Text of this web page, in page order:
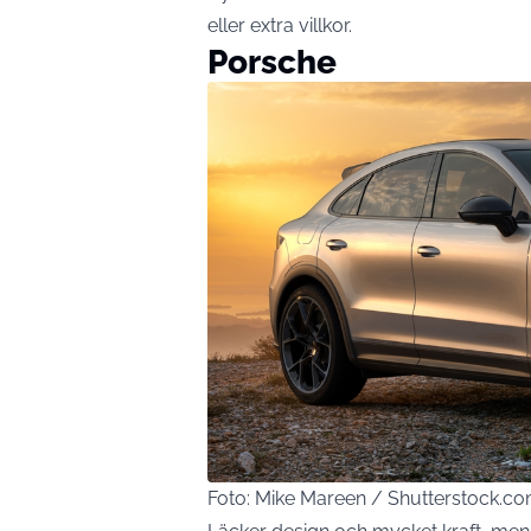
eller extra villkor.
Porsche
Foto: Mike Mareen /